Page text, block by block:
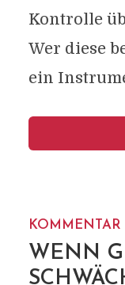
Kontrolle
Wer diese
ein
KOMMENTAR
WENN